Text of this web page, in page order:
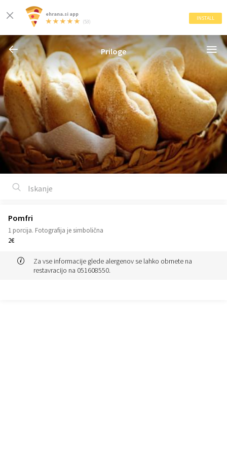
ehrana.si app
(53)
INSTALL
Priloge
Pomfri
1 porcija. Fotografija je simbolična
2€
Za vse informacije glede alergenov se lahko obrnete na
restavracijo na 051608550.